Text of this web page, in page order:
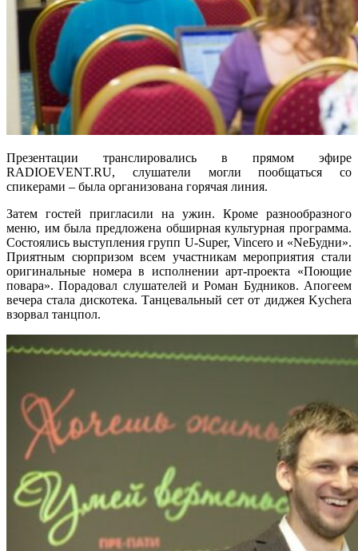
Презентации транслировались в прямом эфире
RADIOEVENT.RU, слушатели могли пообщаться со
спикерами – была организована горячая линия.
Затем гостей пригласили на ужин. Кроме разнообразного
меню, им была предложена обширная культурная программа.
Состоялись выступления групп U-Super, Vincero и «NeБудни».
Приятным сюрпризом всем участникам мероприятия стали
оригинальные номера в исполнении арт-проекта «Поющие
повара». Порадовал слушателей и Роман Будников. Апогеем
вечера стала дискотека. Танцевальный сет от диджея Kychera
взорвал танцпол.